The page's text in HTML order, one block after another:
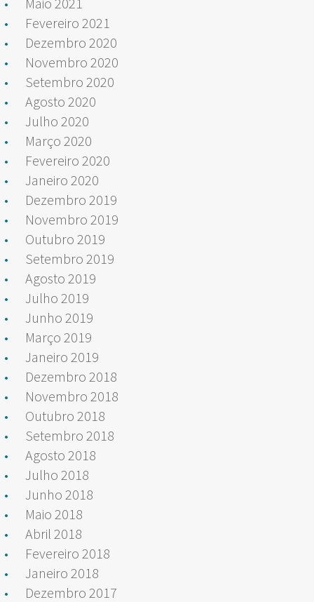
Fevereiro 2021
Dezembro 2020
Novembro 2020
Setembro 2020
Agosto 2020
Julho 2020
Março 2020
Fevereiro 2020
Janeiro 2020
Dezembro 2019
Novembro 2019
Outubro 2019
Setembro 2019
Agosto 2019
Julho 2019
Junho 2019
Março 2019
Janeiro 2019
Dezembro 2018
Novembro 2018
Outubro 2018
Setembro 2018
Agosto 2018
Julho 2018
Junho 2018
Maio 2018
Abril 2018
Fevereiro 2018
Janeiro 2018
Dezembro 2017